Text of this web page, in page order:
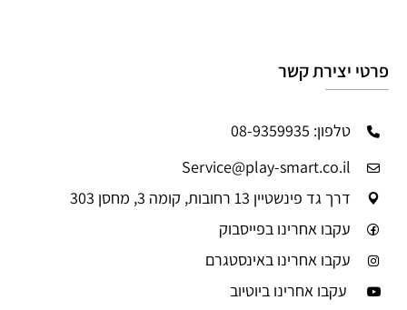
פרטי יצירת קשר
טלפון: 08-9359935
Service@play-smart.co.il
דרך גד פינשטיין 13 רחובות, קומה 3, מחסן 303
עקבו אחרינו בפייסבוק
עקבו אחרינו באינסטגרם
עקבו אחרינו ביוטיוב